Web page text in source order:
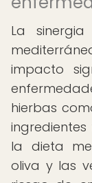
La
impacto
hierbas
la dieta
oliva y las